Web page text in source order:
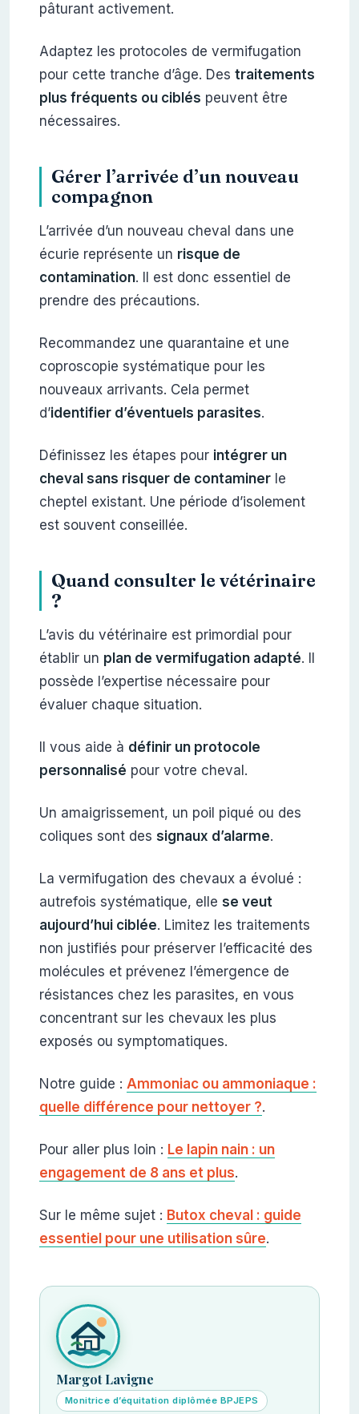
pâturant activement.
Adaptez les protocoles de vermifugation
pour cette tranche d’âge. Des traitements
plus fréquents ou ciblés peuvent être
nécessaires.
Gérer l’arrivée d’un nouveau
compagnon
L’arrivée d’un nouveau cheval dans une
écurie représente un risque de
contamination. Il est donc essentiel de
prendre des précautions.
Recommandez une quarantaine et une
coproscopie systématique pour les
nouveaux arrivants. Cela permet
d’identifier d’éventuels parasites.
Définissez les étapes pour intégrer un
cheval sans risquer de contaminerle
cheptel existant. Une période d’isolement
est souvent conseillée.
Quand consulter le vétérinaire
?
L’avis du vétérinaire est primordial pour
établir un plan de vermifugation adapté. Il
possède l’expertise nécessaire pour
évaluer chaque situation.
Il vous aide à définir un protocole
personnalisé pour votre cheval.
Un amaigrissement, un poil piqué ou des
coliques sont des signaux d’alarme.
La vermifugation des chevaux a évolué :
autrefois systématique, elle se veut
aujourd’hui ciblée. Limitez les traitements
non justifiés pour préserver l’efficacité des
molécules et prévenez l’émergence de
résistances chez les parasites, en vous
concentrant sur les chevaux les plus
exposés ou symptomatiques.
Notre guide : Ammoniac ou ammoniaque :
quelle différence pour nettoyer ?.
Pour aller plus loin : Le lapin nain : un
engagement de 8 ans et plus.
Sur le même sujet : Butox cheval : guide
essentiel pour une utilisation sûre.
Margot Lavigne
Monitrice d’équitation diplômée BPJEPS